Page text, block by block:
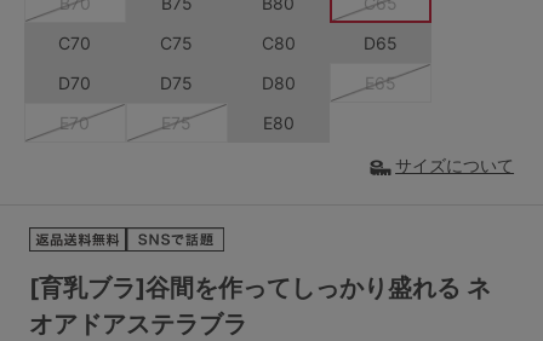
L-AB L-EF
サイズの表示を閉じる
その他から探す
ランキング
高評価レビューアイテム
[育乳ブラ]谷間を作ってしっかり盛れる ネ
オアドアステラブラ
C70
C75 C80
D65
D70
D75 D80
E65
E70
E75 E80
サイズについて